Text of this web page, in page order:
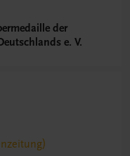
der
e. V.